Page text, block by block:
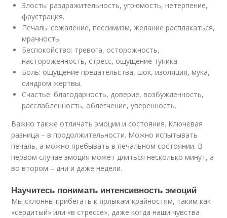
Злость: раздражительность, угрюмость, нетерпение,
фрустрация.
Печаль: сожаление, пессимизм, желание расплакаться,
мрачность.
Беспокойство: тревога, осторожность,
настороженность, стресс, ощущение тупика.
Боль: ощущение предательства, шок, изоляция, мука,
синдром жертвы.
Счастье: благодарность, доверие, возбужденность,
расслабленность, облегчение, уверенность.
Важно также отличать эмоции и состояния. Ключевая
разница – в продолжительности. Можно испытывать
печаль, а можно пребывать в печальном состоянии. В
первом случае эмоция может длиться несколько минут, а
во втором – дни и даже недели.
Научитесь понимать интенсивность эмоций
Мы склонны прибегать к ярлыкам-крайностям, таким как
«сердитый» или «в стрессе», даже когда наши чувства